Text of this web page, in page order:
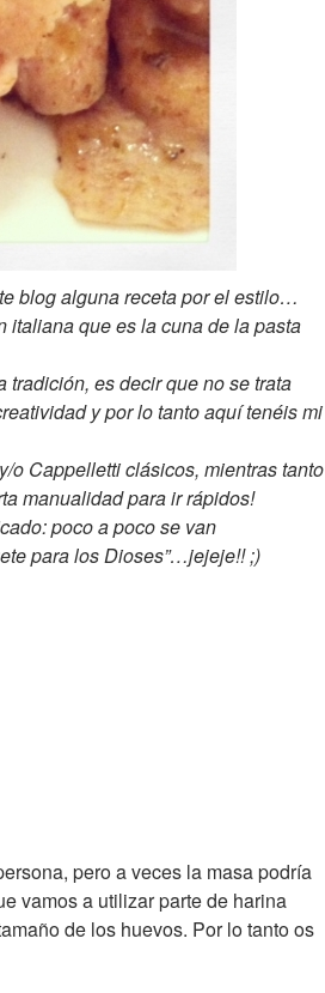
blog alguna receta por el estilo…
italiana que es la cuna de la pasta
tradición, es decir que no se trata
y por lo tanto aquí tenéis mi
o Cappelletti clásicos, mientras tanto
manualidad para ir rápidos!
poco a poco se van
para los Dioses”…jejeje!! ;)
pero a veces la masa podría
vamos a utilizar parte de harina
de los huevos. Por lo tanto os